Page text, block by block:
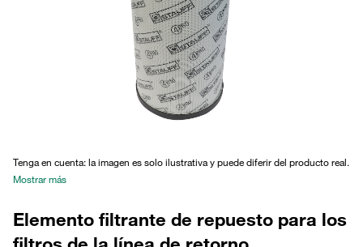
Tenga en cuenta: la imagen es solo ilustrativa y puede diferir del producto real.
Mostrar más
Elemento filtrante de repuesto para los